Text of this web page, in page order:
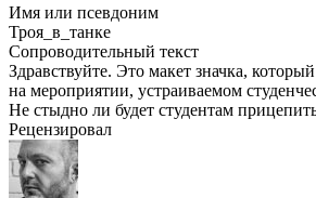
Имя или псевдоним
Троя_в_танке
Сопроводительный текст
Здравствуйте. Это макет значка, который
на мероприятии, устраиваемом
Не стыдно ли будет студентам
Рецензировал